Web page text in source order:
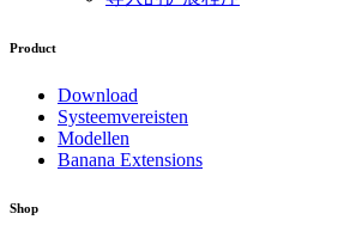
Product
Download
Systeemvereisten
Modellen
Banana Extensions
Shop